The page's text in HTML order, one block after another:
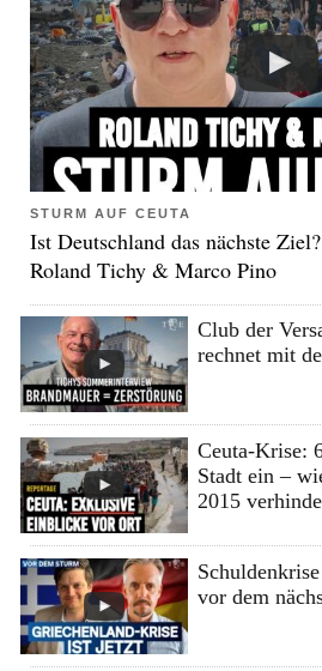
STURM AUF CEUTA
Ist Deutschland das nächste
Roland Tichy & Marco Pino
Club der
rechnet mit
Ceuta-Krise:
Stadt ein –
2015
vor dem